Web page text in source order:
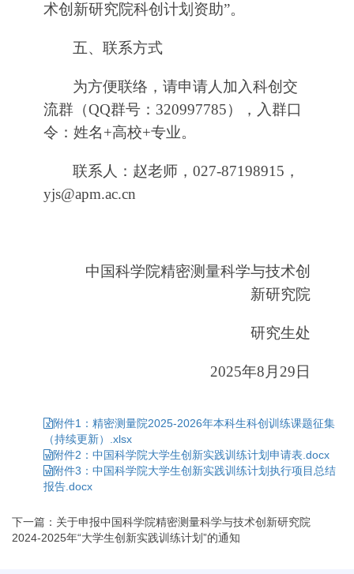
术创新研究院科创计划资助”。
五、联系方式
为方便联络，请申请人加入科创交
流群（QQ群号：320997785），入群口
令：姓名+高校+专业。
联系人：赵老师，027-87198915，
yjs@apm.ac.cn
中国科学院精密测量科学与技术创
新研究院
研究生处
2025年8月29日
附件1：精密测量院2025-2026年本科生科创训练课题征集
（持续更新）.xlsx
附件2：中国科学院大学生创新实践训练计划申请表.docx
附件3：中国科学院大学生创新实践训练计划执行项目总结
报告.docx
下一篇：关于申报中国科学院精密测量科学与技术创新研究院
2024-2025年“大学生创新实践训练计划”的通知